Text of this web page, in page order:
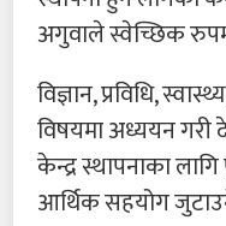
अगुवाले स्वेच्छिक
विज्ञान, प्रविधि,
विषयमा अध्ययन गरी
केन्द्र स्थापनाका
आर्थिक सहयोग